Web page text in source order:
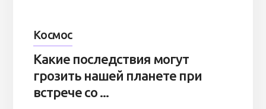
Космос
Какие последствия могут
грозить нашей планете при
встрече со ...